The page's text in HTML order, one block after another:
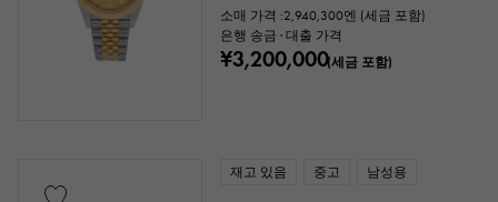
소매 가격 :2,940,300엔 (세금 포함)
은행 송금 · 대출 가격
¥3,200,000(세금 포함)
재고 있음 중고 남성용